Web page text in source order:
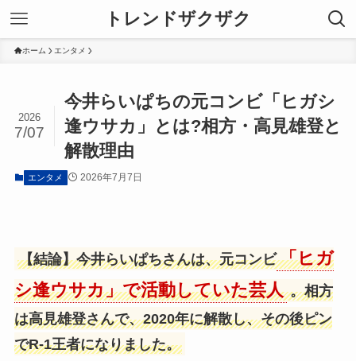
トレンドザクザク
ホーム エンタメ
今井らいぱちの元コンビ「ヒガシ
逢ウサカ」とは?相方・高見雄登と
解散理由
2026
7/07
エンタメ 2026年7月7日
【結論】今井らいぱちさんは、元コンビ 「ヒガ
シ逢ウサカ」で活動していた芸人 。相方
は高見雄登さんで、2020年に解散し、その後ピン
でR-1王者になりました。